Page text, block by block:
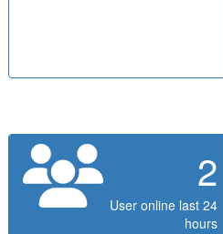
2
User online last 24
hours